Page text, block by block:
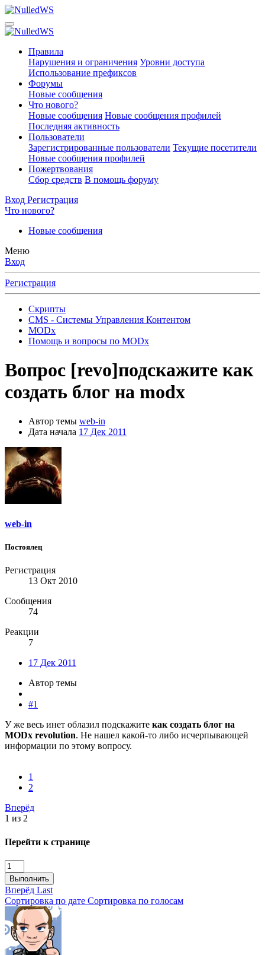
Правила
Нарушения и ограничения Уровни доступа
Использование префиксов
Форумы
Новые сообщения
Что нового?
Новые сообщения Новые сообщения профилей
Последняя активность
Пользователи
Зарегистрированные пользователи Текущие посетители
Новые сообщения профилей
Пожертвования
Сбор средств В помощь форуму
Вход Регистрация
Что нового?
Новые сообщения
Меню
Вход
Регистрация
Скрипты
CMS - Системы Управления Контентом
MODx
Помощь и вопросы по MODx
Вопрос [revo]подскажите как
создать блог на modx
Автор темы web-in
Дата начала 17 Дек 2011
web-in
Постоялец
Регистрация
13 Окт 2010
Сообщения
74
Реакции
7
17 Дек 2011
Автор темы
#1
У же весь инет облазил подскажите как создать блог на
MODx revolution. Не нашел какой-то либо исчерпывающей
информации по этому вопросу.
1
2
Вперёд
1 из 2
Перейти к странице
Выполнить
Вперёд Last
Сортировка по дате Сортировка по голосам